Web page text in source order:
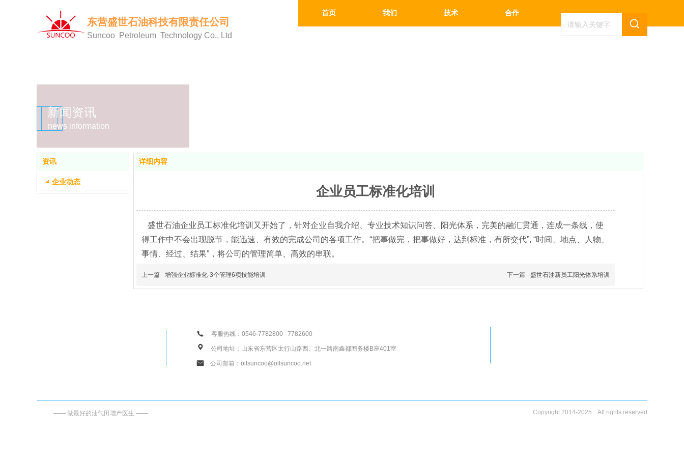
东营盛世石油科技有限责任公司
Suncoo Petroleum Technology Co., Ltd
首页 我们 技术 合作
新闻资讯
news information
资讯
企业动态
详细内容
企业员工标准化培训
盛世石油企业员工标准化培训又开始了，针对企业自我介绍、专业技术知识问答、阳光体系，完美的融汇贯通，连成一条线，使
得工作中不会出现脱节，能迅速、有效的完成公司的各项工作。“把事做完，把事做好，达到标准，有所交代”, “时间、地点、人物、
事情、经过、结果”，将公司的管理简单、高效的串联。
上一篇 增强企业标准化-3个管理6项技能培训 下一篇 盛世石油新员工阳光体系培训
—— 做最好的油气田增产医生 —— Copyright 2014-2025 All rights reserved
客服热线：0546-7782800 7782600
公司地址：山东省东营区太行山路西、北一路南鑫都商务楼B座401室
公司邮箱：oilsuncoo@oilsuncoo.net